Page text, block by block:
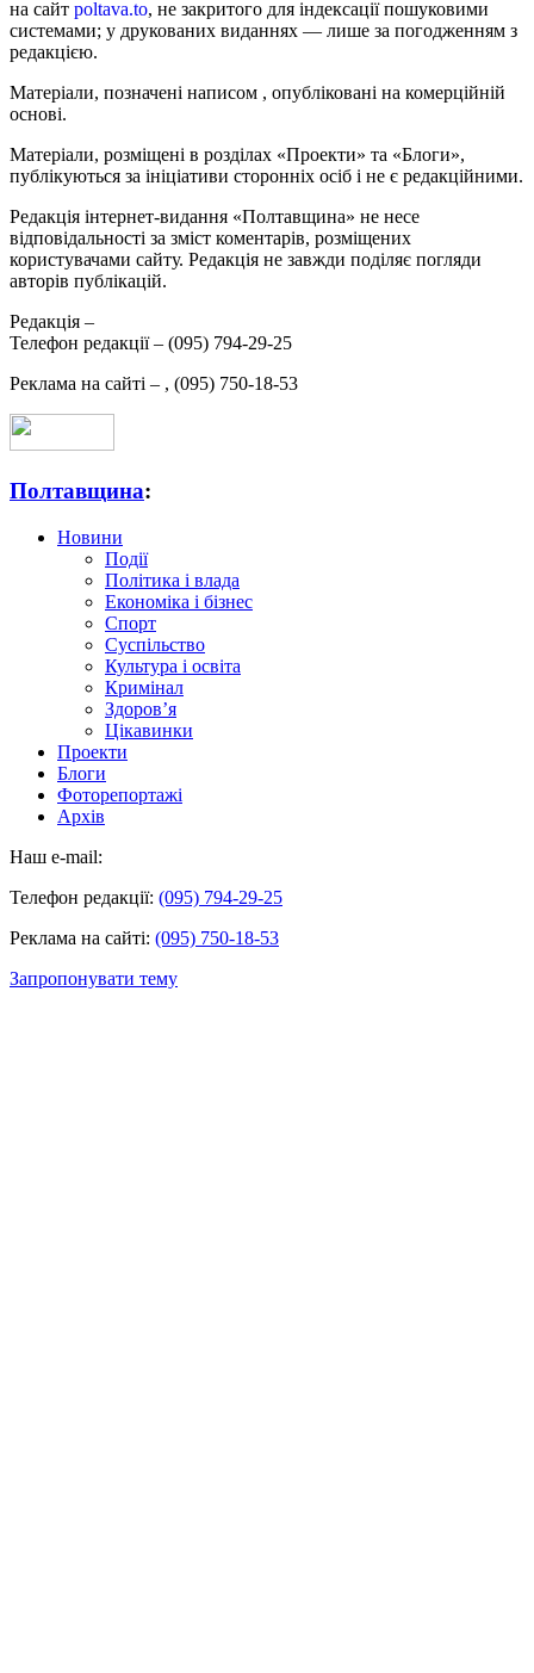
на сайт poltava.to, не закритого для індексації пошуковими
системами; у друкованих виданнях — лише за погодженням з
редакцією.
Матеріали, позначені написом , опубліковані на комерційній
основі.
Матеріали, розміщені в розділах «Проекти» та «Блоги»,
публікуються за ініціативи сторонніх осіб і не є редакційними.
Редакція інтернет-видання «Полтавщина» не несе
відповідальності за зміст коментарів, розміщених
користувачами сайту. Редакція не завжди поділяє погляди
авторів публікацій.
Редакція –
Телефон редакції – (095) 794-29-25
Реклама на сайті – , (095) 750-18-53
Полтавщина:
Новини
Події
Політика і влада
Економіка і бізнес
Спорт
Суспільство
Культура і освіта
Кримінал
Здоров’я
Цікавинки
Проекти
Блоги
Фоторепортажі
Архів
Наш e-mail:
Телефон редакції: (095) 794-29-25
Реклама на сайті: (095) 750-18-53
Запропонувати тему